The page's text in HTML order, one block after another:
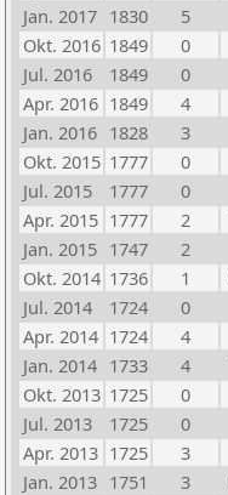
Jan. 2017 1830 5
Okt. 2016 1849 0
Jul. 2016
1849 0
Apr. 2016 1849 4
Jan. 2016 1828 3
Okt. 2015 1777 0
Jul. 2015
1777 0
Apr. 2015 1777 2
Jan. 2015 1747 2
Okt. 2014 1736 1
Jul. 2014
1724 0
Apr. 2014 1724 4
Jan. 2014 1733 4
Okt. 2013 1725 0
Jul. 2013
1725 0
Apr. 2013 1725 3
Jan. 2013 1751 3